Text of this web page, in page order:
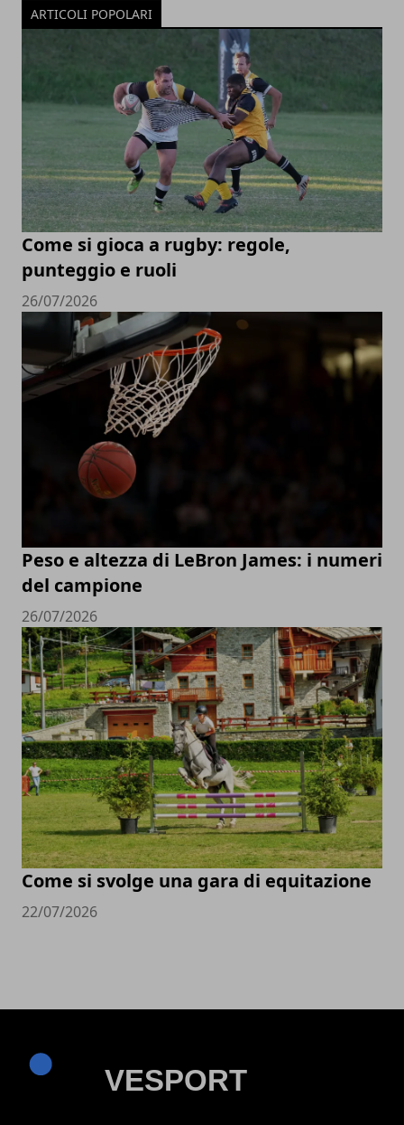
ARTICOLI POPOLARI
Come si gioca a rugby: regole,
punteggio e ruoli
26/07/2026
Peso e altezza di LeBron James: i numeri
del campione
26/07/2026
Come si svolge una gara di equitazione
22/07/2026